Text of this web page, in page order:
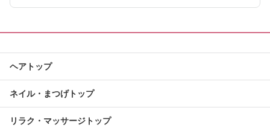
ヘアトップ
ネイル・まつげトップ
リラク・マッサージトップ